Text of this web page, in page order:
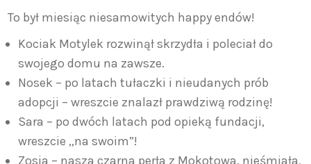
To był miesiąc niesamowitych happy endów!
Kociak Motylek rozwinął skrzydła i poleciał do
swojego domu na zawsze.
Nosek – po latach tułaczki i nieudanych prób
adopcji – wreszcie znalazł prawdziwą rodzinę!
Sara – po dwóch latach pod opieką fundacji,
wreszcie „na swoim”!
Zosia – nasza czarna perła z Mokotowa, nieśmiała,